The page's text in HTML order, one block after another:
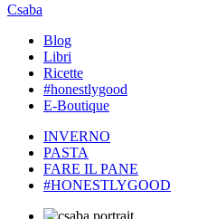
Csaba
Blog
Libri
Ricette
#honestlygood
E-Boutique
INVERNO
PASTA
FARE IL PANE
#HONESTLYGOOD